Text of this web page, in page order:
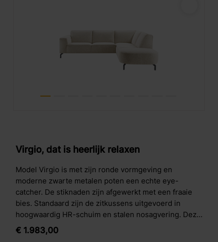
Virgio, dat is heerlijk relaxen
Model Virgio is met zijn ronde vormgeving en
moderne zwarte metalen poten een echte eye-
catcher. De stiknaden zijn afgewerkt met een fraaie
bies. Standaard zijn de zitkussens uitgevoerd in
hoogwaardig HR-schuim en stalen nosagvering. Deze
combinatie zorgt voor een uitstekend zitcomfort van
goede kwaliteit.
€ 1.983,00